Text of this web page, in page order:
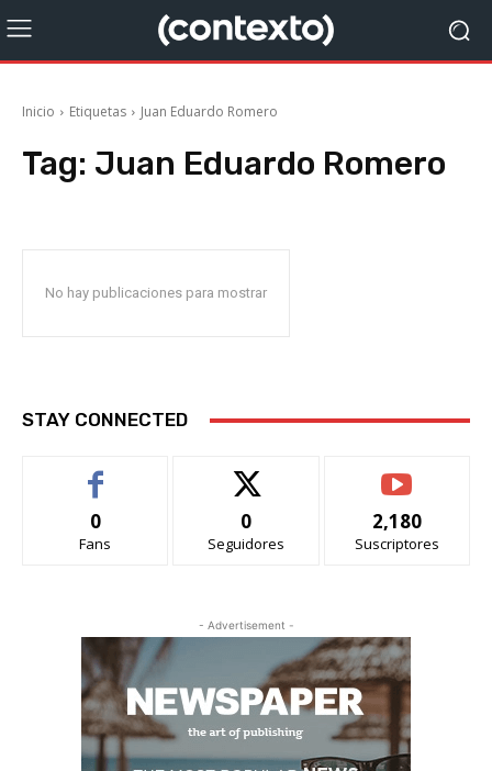
Inicio Etiquetas Juan Eduardo Romero
Tag: Juan Eduardo Romero
No hay publicaciones para mostrar
STAY CONNECTED
0
Fans
0
Seguidores
2,180
Suscriptores
- Advertisement -